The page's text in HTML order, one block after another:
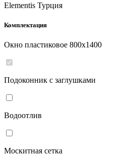
Elementis Турция
Комплектация
Окно пластиковое 800x1400
Подоконник с заглушками
Водоотлив
Москитная сетка